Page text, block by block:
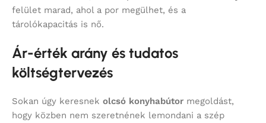
felület marad, ahol a por megülhet, és a
tárolókapacitás is nő.
Ár-érték arány és tudatos
költségtervezés
Sokan úgy keresnek olcsó konyhabútor megoldást,
hogy közben nem szeretnének lemondani a szép